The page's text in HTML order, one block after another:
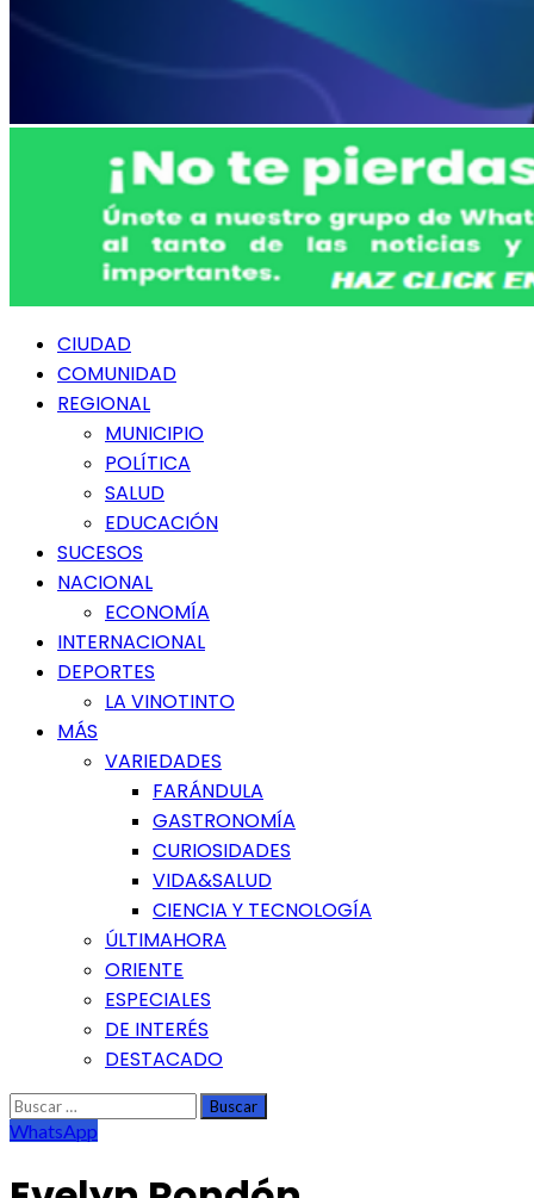
Menú
principal
CIUDAD
COMUNIDAD
REGIONAL
MUNICIPIO
POLÍTICA
SALUD
EDUCACIÓN
SUCESOS
NACIONAL
ECONOMÍA
INTERNACIONAL
DEPORTES
LA VINOTINTO
MÁS
VARIEDADES
FARÁNDULA
GASTRONOMÍA
CURIOSIDADES
VIDA&SALUD
CIENCIA Y TECNOLOGÍA
ÚLTIMAHORA
ORIENTE
ESPECIALES
DE INTERÉS
DESTACADO
Buscar:
WhatsApp